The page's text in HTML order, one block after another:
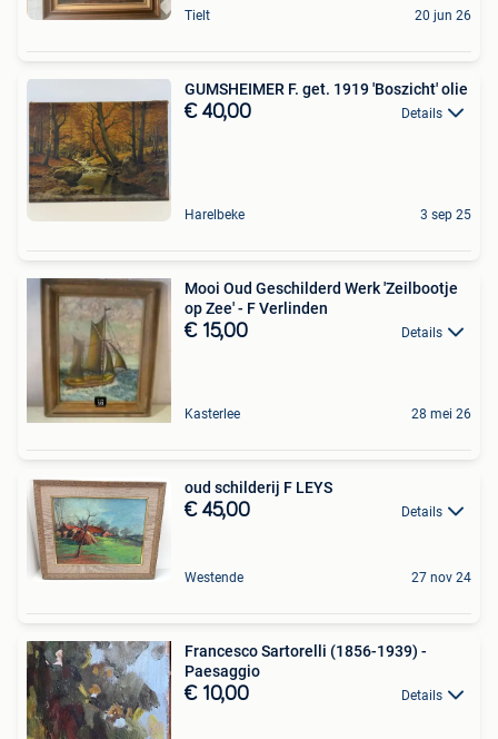
Tielt 20 jun 26
GUMSHEIMER F. get. 1919 'Boszicht' olie
€ 40,00 Details
Harelbeke 3 sep 25
Mooi Oud Geschilderd Werk 'Zeilbootje
op Zee' - F Verlinden
€ 15,00 Details
Kasterlee 28 mei 26
oud schilderij F LEYS
€ 45,00 Details
Westende 27 nov 24
Francesco Sartorelli (1856-1939) -
Paesaggio
€ 10,00 Details